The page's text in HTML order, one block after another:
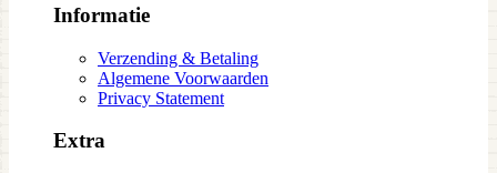
Informatie
Verzending & Betaling
Algemene Voorwaarden
Privacy Statement
Extra